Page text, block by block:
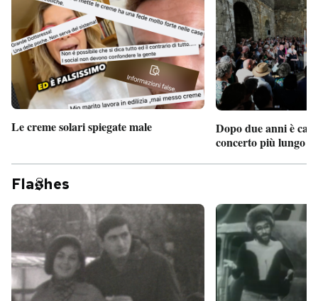
Le creme solari spiegate male
Dopo due anni è
concerto più lungo
Fla hes